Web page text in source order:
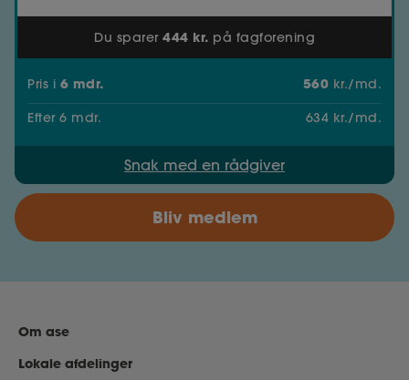
Du sparer 444 kr. på fagforening
Pris i 6 mdr. 560 kr./md.
Efter 6 mdr. 634 kr./md.
Snak med en rådgiver
Bliv medlem
Om ase
Lokale afdelinger